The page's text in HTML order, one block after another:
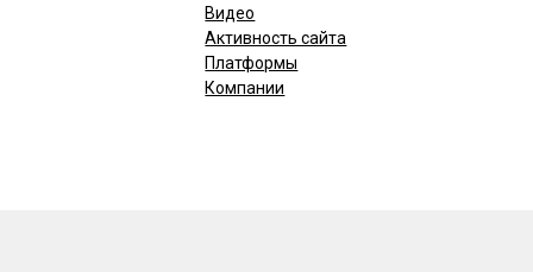
Видео
Активность сайта
Платформы
Компании